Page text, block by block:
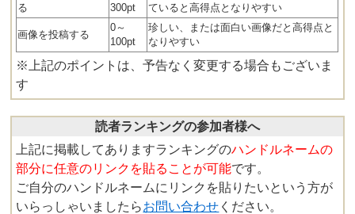
る
300pt
ていると高得点となりやすい
画像を投稿する
0～
100pt
珍しい、または面白い画像だと高得点と
なりやすい
※上記のポイントは、予告なく変更する場合もございま
す
読者ランキングの参加者様へ
上記に掲載してありますランキングのハンドルネームの
部分に任意のリンクを貼ることが可能です。
ご自分のハンドルネームにリンクを貼りたいという方が
いらっしゃいましたらお問い合わせ ください。